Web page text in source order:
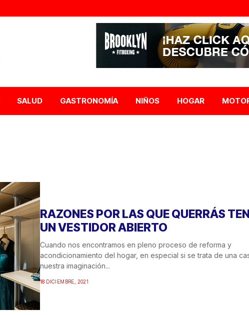
SALUD GASTRONOMÍA NIÑOS HOGAR
RAZONES POR LAS QUE QUERRÁS
UN VESTIDOR ABIERTO
Cuando nos encontramos en pleno proceso de reforma y
acondicionamiento del hogar, en especial si se trata de una
nuestra imaginación...
18 DICIEMBRE, 2021